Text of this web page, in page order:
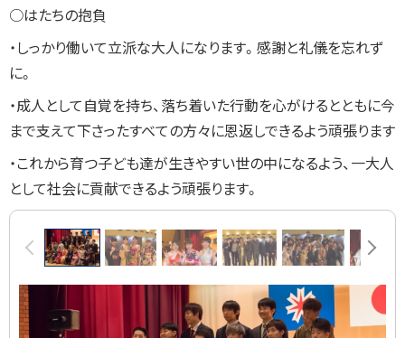
○はたちの抱負
・しっかり働いて立派な大人になります。感謝と礼儀を忘れず
に。
・成人として自覚を持ち、落ち着いた行動を心がけるとともに今
まで支えて下さったすべての方々に恩返しできるよう頑張ります
・これから育つ子ども達が生きやすい世の中になるよう、一大人
として社会に貢献できるよう頑張ります。
画
ラ
イ
次へ